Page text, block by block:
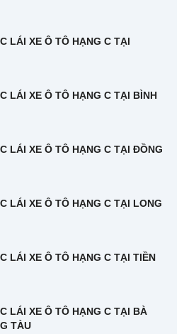
LÁI XE Ô TÔ HẠNG C TẠI
LÁI XE Ô TÔ HẠNG C TẠI BÌNH
LÁI XE Ô TÔ HẠNG C TẠI ĐỒNG
LÁI XE Ô TÔ HẠNG C TẠI LONG
LÁI XE Ô TÔ HẠNG C TẠI TIỀN
LÁI XE Ô TÔ HẠNG C TẠI BÀ
TÀU